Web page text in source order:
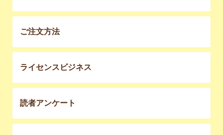
ご注文方法
ライセンスビジネス
読者アンケート